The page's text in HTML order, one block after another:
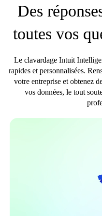
Des
toutes vos
Le clavardage Intuit
rapides et personnalisées.
votre entreprise et obtenez
vos données, le tout